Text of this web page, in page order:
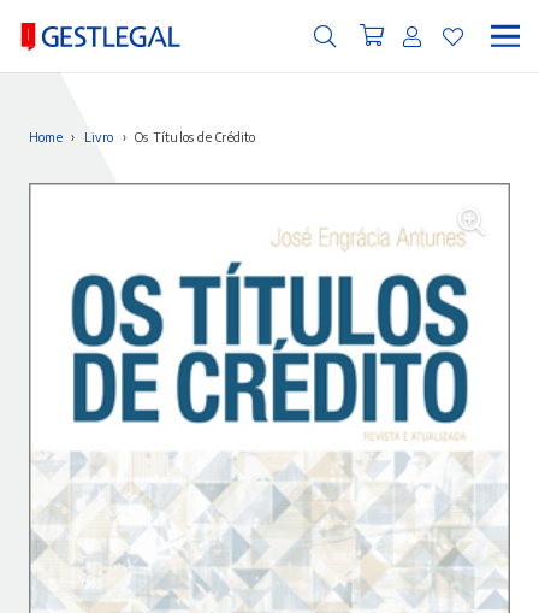
Home › Livro › Os Títulos de Crédito